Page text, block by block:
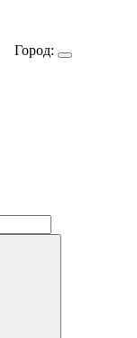
Город: